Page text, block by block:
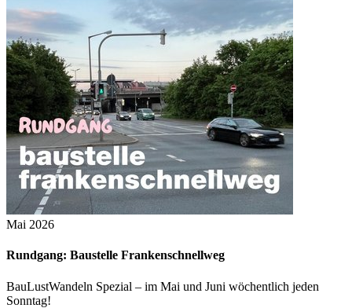
Mai 2026
Rundgang: Baustelle Frankenschnellweg
BauLustWandeln Spezial – im Mai und Juni wöchentlich jeden
Sonntag!